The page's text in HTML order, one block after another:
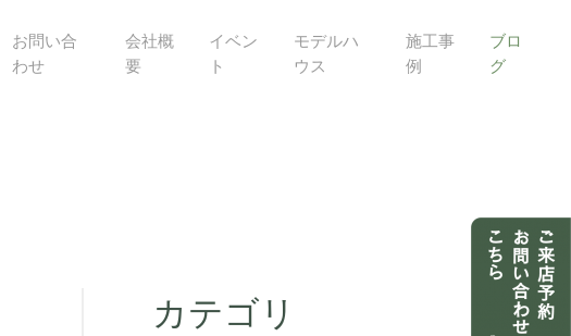
お問い合
わせ
会社概
要
イベン
ト
モデルハ
ウス
施工事
例
ブロ
グ
カテゴリ